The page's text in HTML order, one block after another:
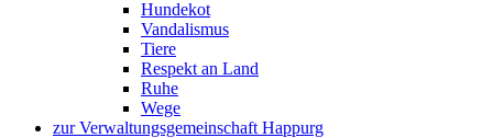
Hundekot
Vandalismus
Tiere
Respekt an Land
Ruhe
Wege
zur Verwaltungsgemeinschaft Happurg